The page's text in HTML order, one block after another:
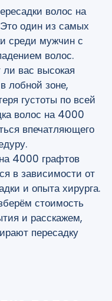
волос на
один из самых
среди мужчин с
волос.
ли вас высокая
лобной зоне,
густоты по всей
волос на 4000
впечатляющего
4000 графтов
в зависимости от
и опыта хирурга.
стоимость
и расскажем,
пересадку